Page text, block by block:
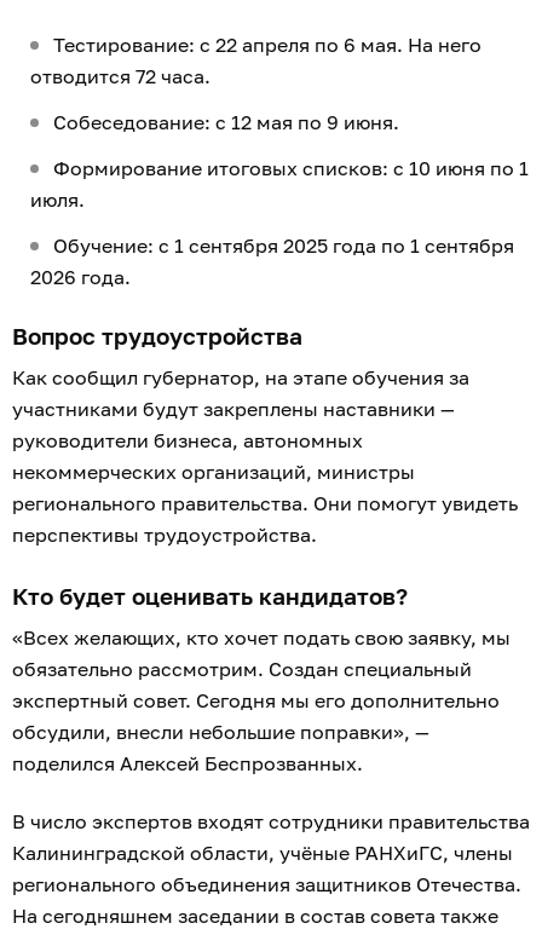
Тестирование: с 22 апреля по 6 мая. На него
отводится 72 часа.
Собеседование: с 12 мая по 9 июня.
Формирование итоговых списков: с 10 июня по 1
июля.
Обучение: с 1 сентября 2025 года по 1 сентября
2026 года.
Вопрос трудоустройства
Как сообщил губернатор, на этапе обучения за
участниками будут закреплены наставники —
руководители бизнеса, автономных
некоммерческих организаций, министры
регионального правительства. Они помогут увидеть
перспективы трудоустройства.
Кто будет оценивать кандидатов?
«Всех желающих, кто хочет подать свою заявку, мы
обязательно рассмотрим. Создан специальный
экспертный совет. Сегодня мы его дополнительно
обсудили, внесли небольшие поправки», —
поделился Алексей Беспрозванных.
В число экспертов входят сотрудники правительства
Калининградской области, учёные РАНХиГС, члены
регионального объединения защитников Отечества.
На сегодняшнем заседании в состав совета также